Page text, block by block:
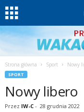
Strona główna Sport Nowy
SPORT
Nowy libero
Przez IW-C - 28 grudnia 2022